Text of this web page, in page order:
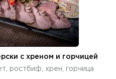
с хреном и горчицей
ростбиф, хрен, горчица